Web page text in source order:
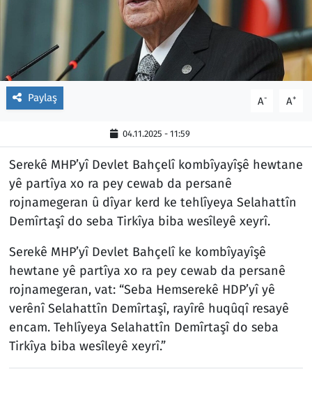
Paylaş A- A+
04.11.2025 - 11:59
Serekê MHP’yî Devlet Bahçelî kombîyayîşê hewtane
yê partîya xo ra pey cewab da persanê
rojnamegeran û dîyar kerd ke tehlîyeya Selahattîn
Demîrtaşî do seba Tirkîya biba wesîleyê xeyrî.
Serekê MHP’yî Devlet Bahçelî ke kombîyayîşê
hewtane yê partîya xo ra pey cewab da persanê
rojnamegeran, vat: “Seba Hemserekê HDP’yî yê
verênî Selahattîn Demîrtaşî, rayîrê huqûqî resayê
encam. Tehlîyeya Selahattîn Demîrtaşî do seba
Tirkîya biba wesîleyê xeyrî.”